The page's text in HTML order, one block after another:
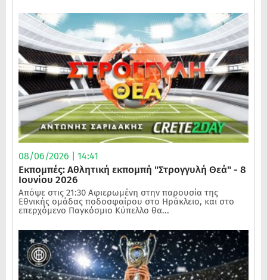
08/06/2026 | 14:41
Εκπομπές: Αθλητική εκπομπή "Στρογγυλή Θεά" - 8
Ιουνίου 2026
Απόψε στις 21:30 Αφιερωμένη στην παρουσία της
Εθνικής ομάδας ποδοσφαίρου στο Ηράκλειο, και στο
επερχόμενο Παγκόσμιο Κύπελλο θα...